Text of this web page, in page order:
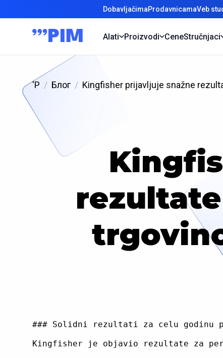
DobavljačimaProdavnicamaVeb
Alati Proizvodi CeneStručnjaci
'P Блог Kingfisher prijavljuje snažne
### Solidni rezultati za celu godinu
Kingfisher je objavio rezultate za